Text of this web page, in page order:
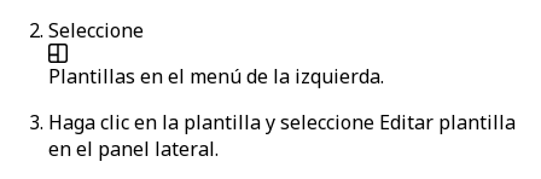
Seleccione
Plantillas en el menú de la izquierda.
Haga clic en la plantilla y seleccione Editar plantilla
en el panel lateral.